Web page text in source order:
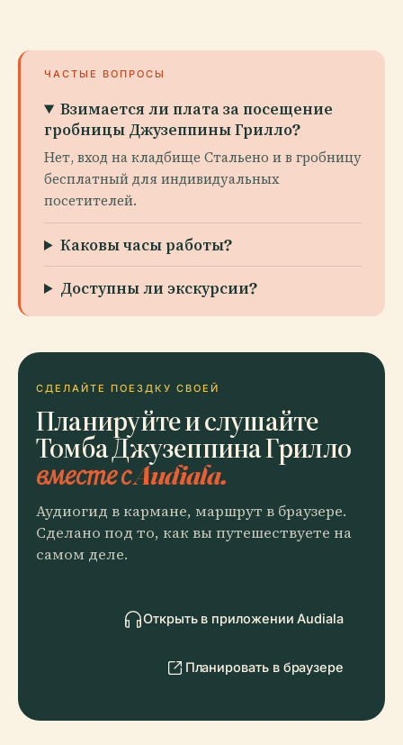
ЧАСТЫЕ ВОПРОСЫ
Взимается ли плата за посещение
гробницы Джузеппины Грилло?
Нет, вход на кладбище Стальено и в гробницу
бесплатный для индивидуальных
посетителей.
Каковы часы работы?
Доступны ли экскурсии?
СДЕЛАЙТЕ ПОЕЗДКУ СВОЕЙ
Планируйте и слушайте
Томба Джузеппина Грилло
вместе с Audiala.
Аудиогид в кармане, маршрут в браузере.
Сделано под то, как вы путешествуете на
самом деле.
Открыть в приложении Audiala
Планировать в браузере